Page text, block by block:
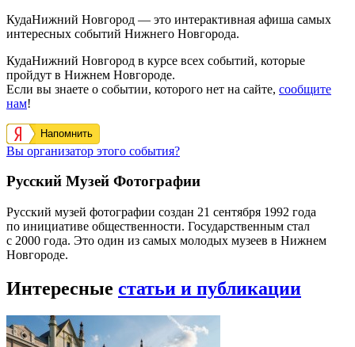
КудаНижний Новгород — это интерактивная афиша самых
интересных событий Нижнего Новгорода.
КудаНижний Новгород в курсе всех событий, которые
пройдут в Нижнем Новгороде.
Если вы знаете о событии, которого нет на сайте, сообщите
нам!
Напомнить
Вы организатор этого события?
Русский Музей Фотографии
Русский музей фотографии создан 21 сентября 1992 года
по инициативе общественности. Государственным стал
с 2000 года. Это один из самых молодых музеев в Нижнем
Новгороде.
Интересные статьи и публикации